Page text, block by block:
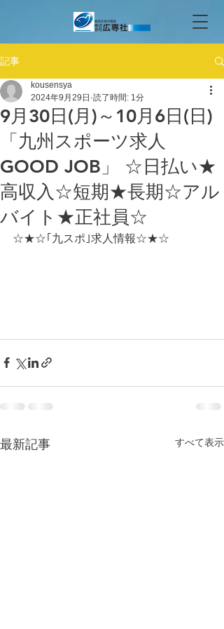
記事
9月30日(月)～10月6日(日)
「九州スポーツ求人
GOOD JOB」 ☆日払い★
高収入☆短期★長期☆アル
バイト★正社員☆
kousensya
2024年9月29日 読了時間: 1分
☆★☆｢九スポ｣求人情報☆★☆
最新記事 すべて表示